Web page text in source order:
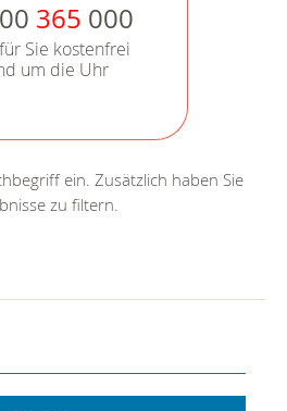
365 000
Sie kostenfrei
um die Uhr
ein. Zusätzlich haben Sie
zu filtern.